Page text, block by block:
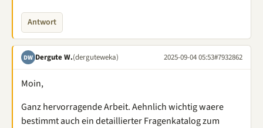
Antwort
DW Dergute W.(derguteweka) 2025-09-04 05:53#7932862
Moin,
Ganz hervorragende Arbeit. Aehnlich wichtig waere
bestimmt auch ein detaillierter Fragenkatalog zum